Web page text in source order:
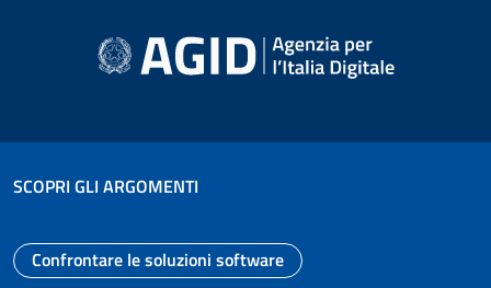
SCOPRI GLI ARGOMENTI
Vai alla pagina
Confrontare le soluzioni software